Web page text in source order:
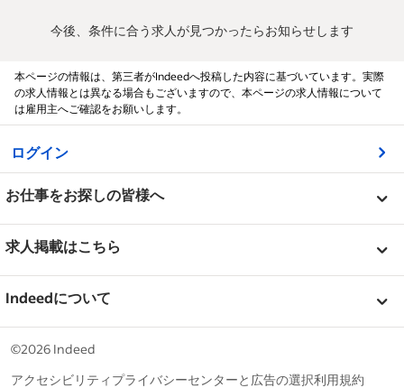
今後、条件に合う求人が見つかったらお知らせします
本ページの情報は、第三者がIndeedへ投稿した内容に基づいています。実際
の求人情報とは異なる場合もございますので、本ページの求人情報について
は雇用主へご確認をお願いします。
ログイン
お仕事をお探しの皆様へ
ヘルプセンター
キャリアガイド
求人掲載はこちら
求人を掲載
Indeed イベント
Indeedについて
Indeedについて
©2026 Indeed
アクセシビリティ プライバシーセンターと広告の選択利用規約